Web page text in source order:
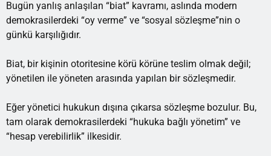
Bugün yanlış anlaşılan “biat” kavramı, aslında modern
demokrasilerdeki “oy verme” ve “sosyal sözleşme”nin o
günkü karşılığıdır.
Biat, bir kişinin otoritesine körü körüne teslim olmak değil;
yönetilen ile yöneten arasında yapılan bir sözleşmedir.
Eğer yönetici hukukun dışına çıkarsa sözleşme bozulur. Bu,
tam olarak demokrasilerdeki “hukuka bağlı yönetim” ve
“hesap verebilirlik” ilkesidir.